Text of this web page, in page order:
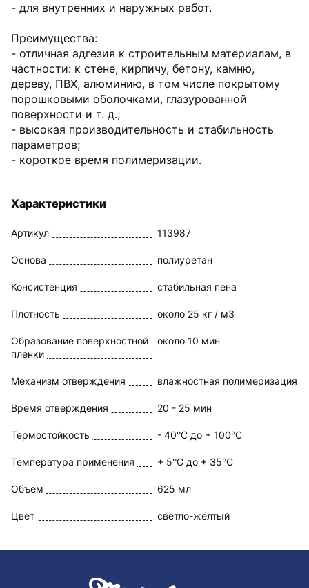
- для внутренних и наружных работ.
Преимущества:
- отличная адгезия к строительным материалам, в
частности: к стене, кирпичу, бетону, камню,
дереву, ПВХ, алюминию, в том числе покрытому
порошковыми оболочками, глазурованной
поверхности и т. д.;
- высокая производительность и стабильность
параметров;
- короткое время полимеризации.
Характеристики
Артикул 113987
Основа полиуретан
Консистенция стабильная пена
Плотность около 25 кг / м3
Образование поверхностной
пленки
около 10 мин
Механизм отверждения влажностная полимеризация
Время отверждения 20 - 25 мин
Термостойкость - 40°C до + 100°C
Температура применения + 5°C до + 35°C
Объем 625 мл
Цвет светло-жёлтый